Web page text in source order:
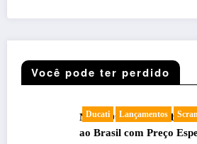
Você pode ter perdido
Lançamentos Scrambler
Nova Ducati Scrambler Icon:
ao Brasil com Preço Especial